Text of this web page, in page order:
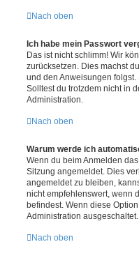
Nach oben
Ich habe mein Passwort
Das ist nicht schlimm! Wir
zurücksetzen. Dies machst
und den Anweisungen
Solltest du trotzdem nicht in
Administration.
Nach oben
Warum werde ich
Wenn du beim Anmelden
Sitzung angemeldet. Dies
angemeldet zu bleiben,
nicht empfehlenswert, wenn
befindest. Wenn diese
Administration ausgeschaltet.
Nach oben